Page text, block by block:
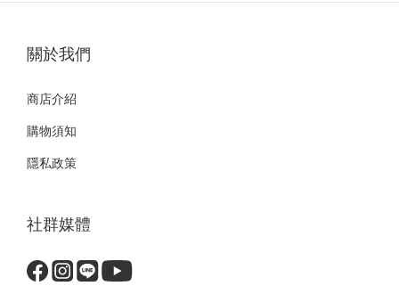
關於我們
商店介紹
購物須知
隱私政策
社群媒體